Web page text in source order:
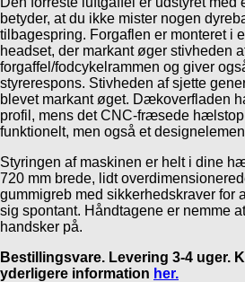
betyder, at du ikke mister nogen
tilbagespring. Forgaflen er monteret i
headset, der markant øger stivheden
forgaffel/fodcykelrammen og giver
styrerespons. Stivheden af ​​sjette
blevet markant øget. Dækoverfladen
profil, mens det CNC-fræsede
funktionelt, men også et
Styringen af ​​maskinen er helt i dine
720 mm brede, lidt
gummigreb med sikkerhedskraver for
sig spontant. Håndtagene er nemme
handsker på.
Bestillingsvare. Levering 3-4 uger.
yderligere information her.